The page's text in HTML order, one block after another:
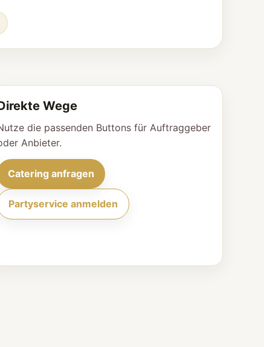
Wege
die passenden Buttons für Auftraggeber
Anbieter.
Catering anfragen
Partyservice anmelden